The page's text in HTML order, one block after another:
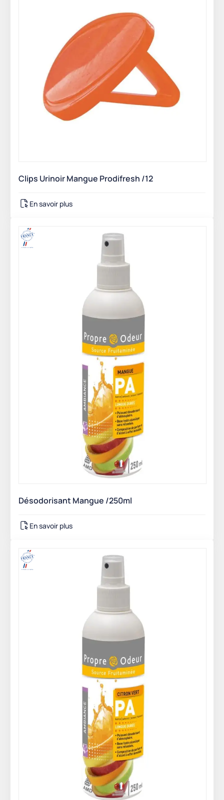
Clips Urinoir Mangue Prodifresh /12
En savoir plus
Désodorisant Mangue /250ml
En savoir plus